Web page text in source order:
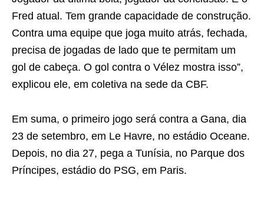
Fred atual. Tem grande capacidade de construção.
Contra uma equipe que joga muito atrás, fechada,
precisa de jogadas de lado que te permitam um
gol de cabeça. O gol contra o Vélez mostra isso”,
explicou ele, em coletiva na sede da CBF.
Em suma, o primeiro jogo será contra a Gana, dia
23 de setembro, em Le Havre, no estádio Oceane.
Depois, no dia 27, pega a Tunísia, no Parque dos
Príncipes, estádio do PSG, em Paris.